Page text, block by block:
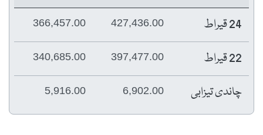
24 قیراط
427,436.00
366,457.00
22 قیراط 397,477.00
340,685.00
چاندی تیزابی 6,902.00
5,916.00